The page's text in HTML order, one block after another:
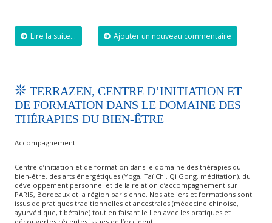
Lire la suite... Ajouter un nouveau commentaire
TERRAZEN, CENTRE D’INITIATION ET
DE FORMATION DANS LE DOMAINE DES
THÉRAPIES DU BIEN-ÊTRE
Accompagnement
Centre d’initiation et de formation dans le domaine des thérapies du
bien-être, des arts énergétiques (Yoga, Taï Chi, Qi Gong, méditation), du
développement personnel et de la relation d’accompagnement sur
PARIS, Bordeaux et la région parisienne. Nos ateliers et formations sont
issus de pratiques traditionnelles et ancestrales (médecine chinoise,
ayurvédique, tibétaine) tout en faisant le lien avec les pratiques et